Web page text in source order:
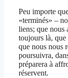
Peu importe
«terminés» –
liens; que nous
toujours là,
que nous nous
poursuivra,
préparera à
réservent.